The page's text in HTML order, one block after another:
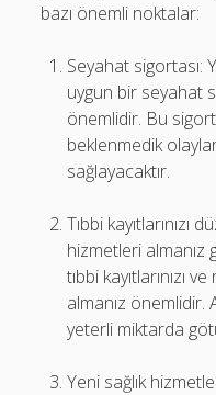
bazı önemli noktalar:
Seyahat sigortası:
uygun bir seyahat
önemlidir. Bu
beklenmedik
sağlayacaktır.
Tıbbi kayıtlarınızı
hizmetleri almanız
tıbbi kayıtlarınızı
almanız önemlidir.
yeterli miktarda
Yeni sağlık